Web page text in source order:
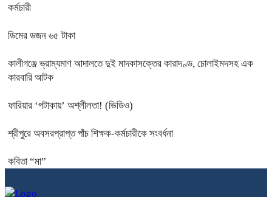
কর্মচারী
ডিমের ডজন ৬৫ টাকা
কালীগঞ্জে ভ্রাম্যমাণ আদালতে দুই মাদকাসক্তের কারাদণ্ড, চোলাইমদসহ এক
কারবারি আটক
ফারিয়ার ‘পটাকায়’ অশ্লীলতা! (ভিডিও)
শ্রীপুরে অবসরপ্রাপ্ত পাঁচ শিক্ষক-কর্মচারীকে সংবর্ধনা
কবিতা “মা”